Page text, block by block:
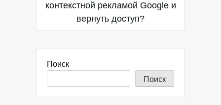
записям
контекстной рекламой Google и
вернуть доступ?
Поиск
Поиск